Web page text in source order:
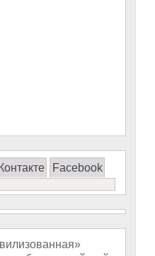
Facebook